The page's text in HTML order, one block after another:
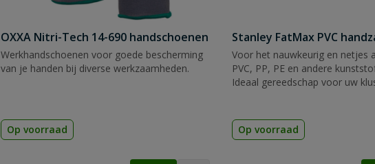
OXXA Nitri-Tech 14-690 handschoenen
Werkhandschoenen voor goede bescherming
van je handen bij diverse werkzaamheden.
Op voorraad
Stanley FatMax PVC
Voor het nauwkeurig en netjes
PVC, PP, PE en andere
Ideaal gereedschap voor uw
Op voorraad